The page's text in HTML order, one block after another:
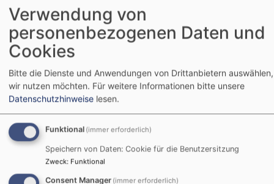
und/oder über ein Kontaktformular direkt in Kontakt
mit uns treten. Diese im Zusammenhang mit einer
Kontaktaufnahme zur Verfügung gestellten
personenbezogenen Daten werden ausschließlich
Ihre Einwilligung nicht an Dritte weitergegeben.
Diese Daten verbleiben bei uns, bis Sie uns
zur Speicherung widerrufen oder der Zweck für die
Datenspeicherung entfällt. – Etwa wenn Ihre Anfrage
geklärt wurde. Abgesehen davon bleiben
Verwendung von
personenbezogenen Daten und
Cookies
Bitte die Dienste und Anwendungen von Drittanbietern
wir nutzen möchten. Für weitere Informationen bitte unsere
Datenschutzhinweise lesen.
Funktional (immer erforderlich)
Speichern von Daten: Cookie für die Benutzersitzung
Zweck: Funktional
Consent Manager (immer erforderlich)